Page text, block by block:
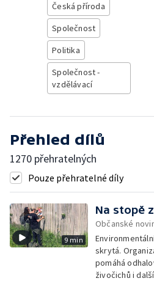
Česká příroda
Společnost
Politika
Společnost -
vzdělávací
Přehled dílů
1270 přehratelných
Pouze přehratelné díly
9 min
Na stopě
Občanské
skrytá.
pomáhá
živočichů i